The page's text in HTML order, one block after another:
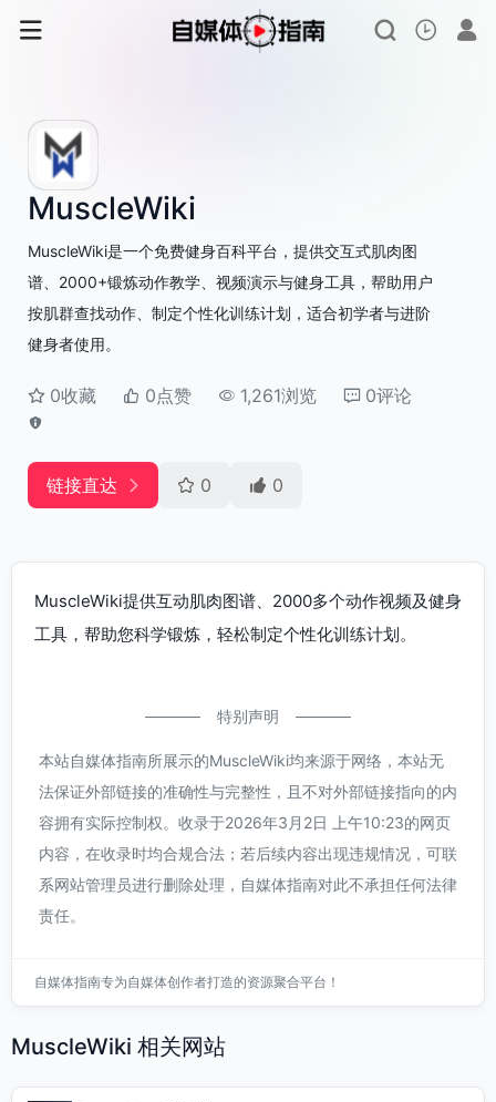
MuscleWiki
MuscleWiki是一个免费健身百科平台，提供交互式肌肉图
谱、2000+锻炼动作教学、视频演示与健身工具，帮助用户
按肌群查找动作、制定个性化训练计划，适合初学者与进阶
健身者使用。
0收藏 0点赞 1,261浏览 0评论
链接直达 0 0
MuscleWiki提供互动肌肉图谱、2000多个动作视频及健身
工具，帮助您科学锻炼，轻松制定个性化训练计划。
特别声明
本站自媒体指南所展示的MuscleWiki均来源于网络，本站无
法保证外部链接的准确性与完整性，且不对外部链接指向的内
容拥有实际控制权。收录于2026年3月2日 上午10:23的网页
内容，在收录时均合规合法；若后续内容出现违规情况，可联
系网站管理员进行删除处理，自媒体指南对此不承担任何法律
责任。
自媒体指南专为自媒体创作者打造的资源聚合平台！
MuscleWiki 相关网站